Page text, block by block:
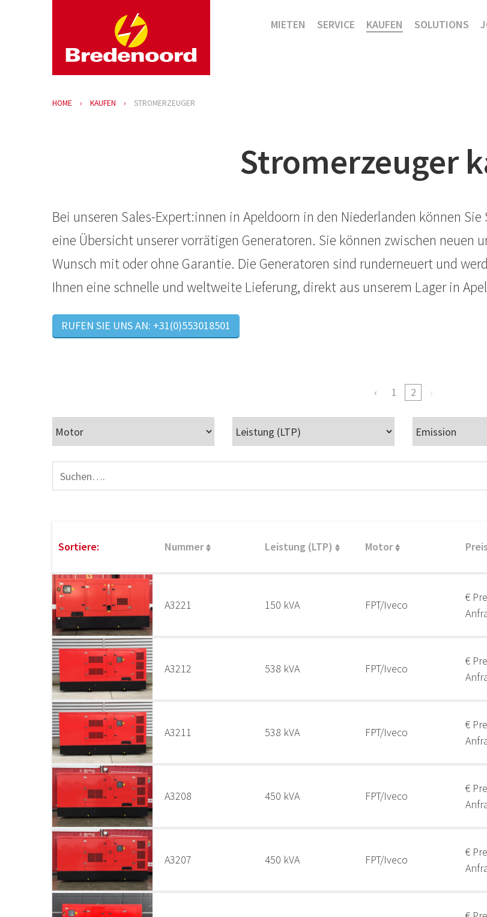
MIETEN SERVICE KAUFEN SOLUTIONS
HOME KAUFEN STROMERZEUGER
Stromerzeuger
Bei unseren Sales-Expert:innen in Apeldoorn in den Niederlanden können
eine Übersicht unserer vorrätigen Generatoren. Sie können zwischen neuen
Wunsch mit oder ohne Garantie. Die Generatoren sind runderneuert und
Ihnen eine schnelle und weltweite Lieferung, direkt aus unserem Lager in
RUFEN SIE UNS AN: +31(0)553018501
1 2
Sortiere: Nummer Leistung (LTP) Motor Preis
A3221 150 kVA FPT/Iveco
€
A3212 538 kVA FPT/Iveco
€
A3211 538 kVA FPT/Iveco
€
A3208 450 kVA FPT/Iveco
€
A3207 450 kVA FPT/Iveco
€